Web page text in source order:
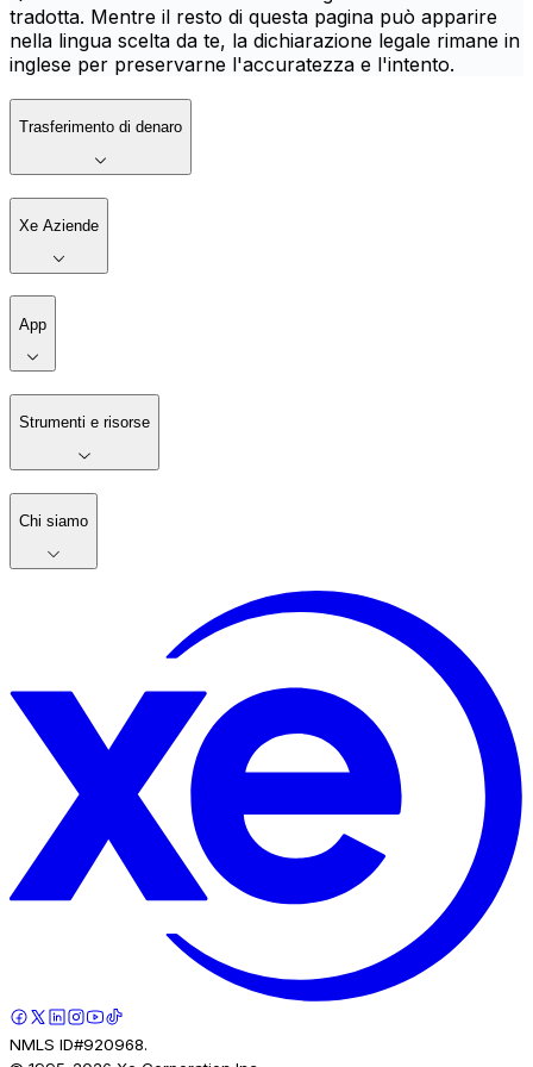
tradotta. Mentre il resto di questa pagina può apparire
nella lingua scelta da te, la dichiarazione legale rimane in
inglese per preservarne l'accuratezza e l'intento.
Trasferimento di denaro
Xe Aziende
App
Strumenti e risorse
Chi siamo
NMLS ID#920968.